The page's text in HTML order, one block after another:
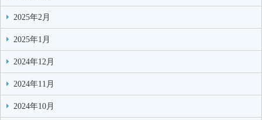
2025年2月
2025年1月
2024年12月
2024年11月
2024年10月